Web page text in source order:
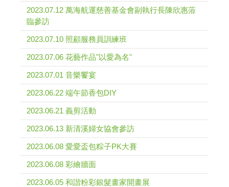
2023.07.12 萬海航運慈善基金會副執行長陳欣惠蒞
臨參訪
2023.07.10 照顧服務員訓練班
2023.07.06 花藝作品"以愛為名"
2023.07.01 音樂饗宴
2023.06.22 端午節香包DIY
2023.06.21 義剪活動
2023.06.13 新清溪婦女協會參訪
2023.06.08 愛愛盃包粽子PK大賽
2023.06.08 彩繪牆面
2023.06.05 和諧粉彩銀髮畫家開畫展